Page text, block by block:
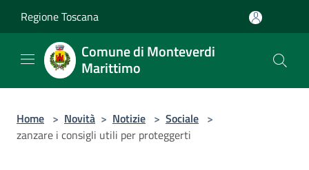
Regione Toscana
Comune di Monteverdi
Marittimo
Home > Novità > Notizie > Sociale >
zanzare i consigli utili per proteggerti